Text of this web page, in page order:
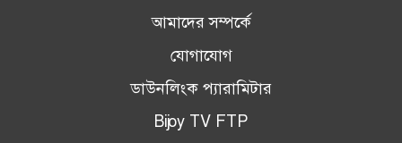
আমাদের সম্পর্কে
যোগাযোগ
ডাউনলিংক প্যারামিটার
Bijoy TV FTP